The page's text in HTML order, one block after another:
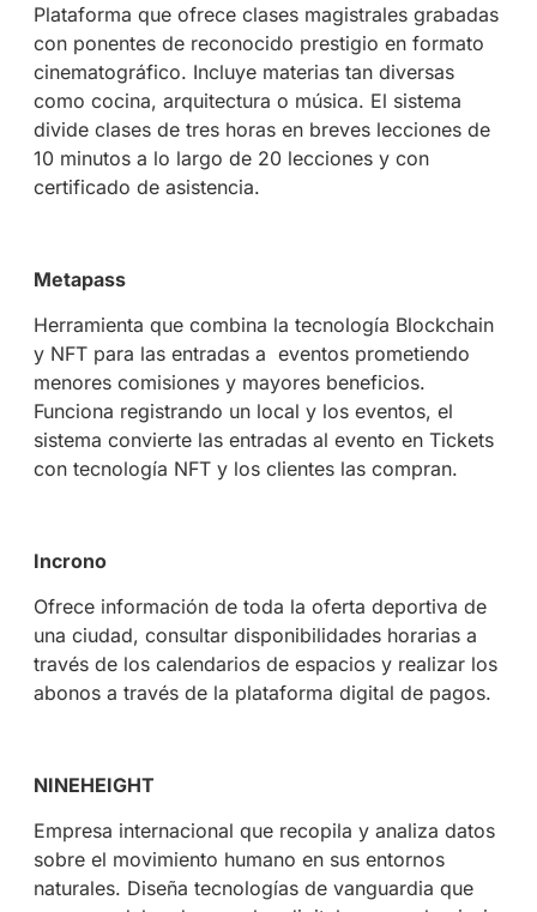
Plataforma que ofrece clases magistrales grabadas
con ponentes de reconocido prestigio en formato
cinematográfico. Incluye materias tan diversas
como cocina, arquitectura o música. El sistema
divide clases de tres horas en breves lecciones de
10 minutos a lo largo de 20 lecciones y con
certificado de asistencia.
Metapass
Herramienta que combina la tecnología Blockchain
y NFT para las entradas a eventos prometiendo
menores comisiones y mayores beneficios.
Funciona registrando un local y los eventos, el
sistema convierte las entradas al evento en Tickets
con tecnología NFT y los clientes las compran.
Incrono
Ofrece información de toda la oferta deportiva de
una ciudad, consultar disponibilidades horarias a
través de los calendarios de espacios y realizar los
abonos a través de la plataforma digital de pagos.
NINEHEIGHT
Empresa internacional que recopila y analiza datos
sobre el movimiento humano en sus entornos
naturales. Diseña tecnologías de vanguardia que